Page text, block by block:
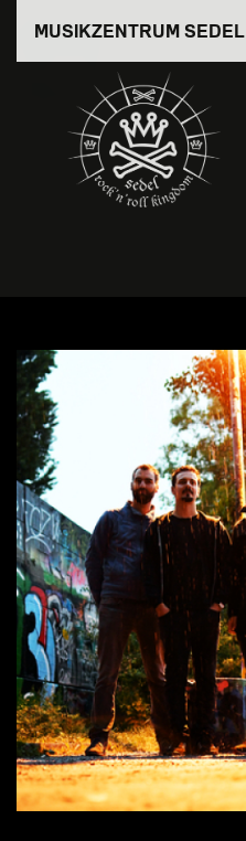
Inhalt
MUSIKZENTRUM SEDEL